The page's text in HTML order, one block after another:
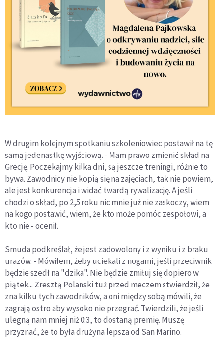
W drugim kolejnym spotkaniu szkoleniowiec postawił na tę
samą jedenastkę wyjściową. - Mam prawo zmienić skład na
Grecję. Poczekajmy kilka dni, są jeszcze treningi, różnie to
bywa. Zawodnicy nie kopią się na zajęciach, tak nie powiem,
ale jest konkurencja i widać twardą rywalizację. A jeśli
chodzi o skład, po 2,5 roku nic mnie już nie zaskoczy, wiem
na kogo postawić, wiem, że kto może pomóc zespołowi, a
kto nie - ocenił.
Smuda podkreślał, że jest zadowolony i z wyniku i z braku
urazów. - Mówiłem, żeby uciekali z nogami, jeśli przeciwnik
będzie szedł na "dzika". Nie będzie zmiłuj się dopiero w
piątek... Zresztą Polanski tuż przed meczem stwierdził, że
zna kilku tych zawodników, a oni między sobą mówili, że
zagrają ostro aby wysoko nie przegrać. Twierdzili, że jeśli
ulegną nam mniej niż 0:3, to dostaną premię. Muszę
przyznać, że to była drużyna lepsza od San Marino.